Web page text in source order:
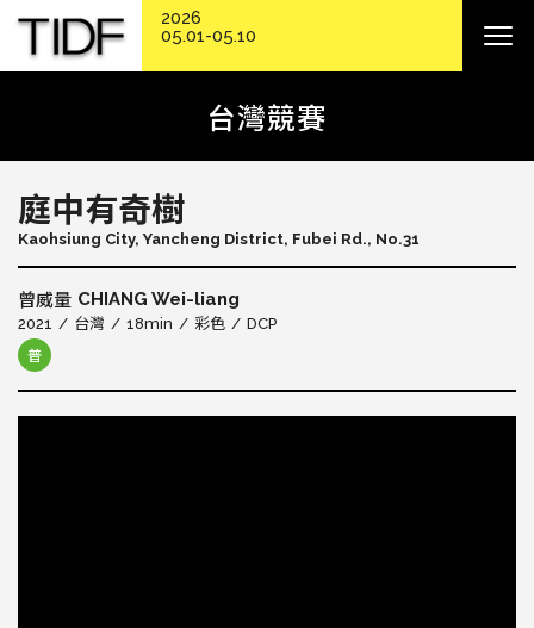
台灣競賽
庭中有奇樹
Kaohsiung City, Yancheng District, Fubei Rd., No.31
曾威量 CHIANG Wei-liang
2021 台灣 18min 彩色 DCP
普
2026
05.01-05.10